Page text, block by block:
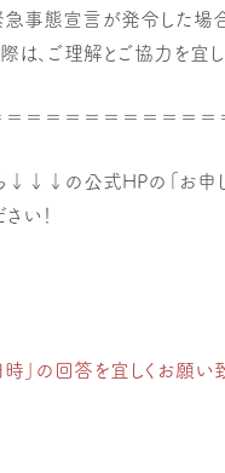
事態宣言が発令した場合
は、ご理解とご協力を宜し
＝＝＝＝＝＝＝＝＝＝＝
↓↓↓の公式HPの「お申し
い！
の回答を宜しくお願い致